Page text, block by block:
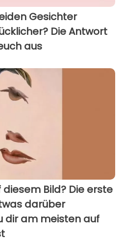
Gesichter
Die Antwort
aus
Bild? Die erste
darüber
dir am meisten auf